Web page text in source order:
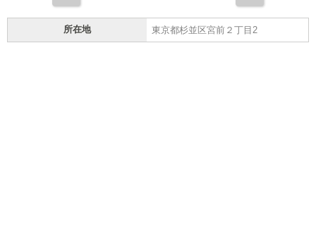
所在地 東京都杉並区宮前２丁目2